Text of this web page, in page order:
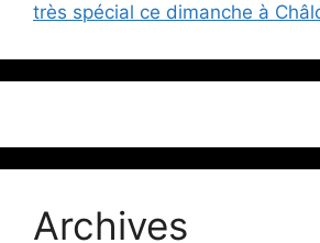
très spécial ce dimanche à
Archives